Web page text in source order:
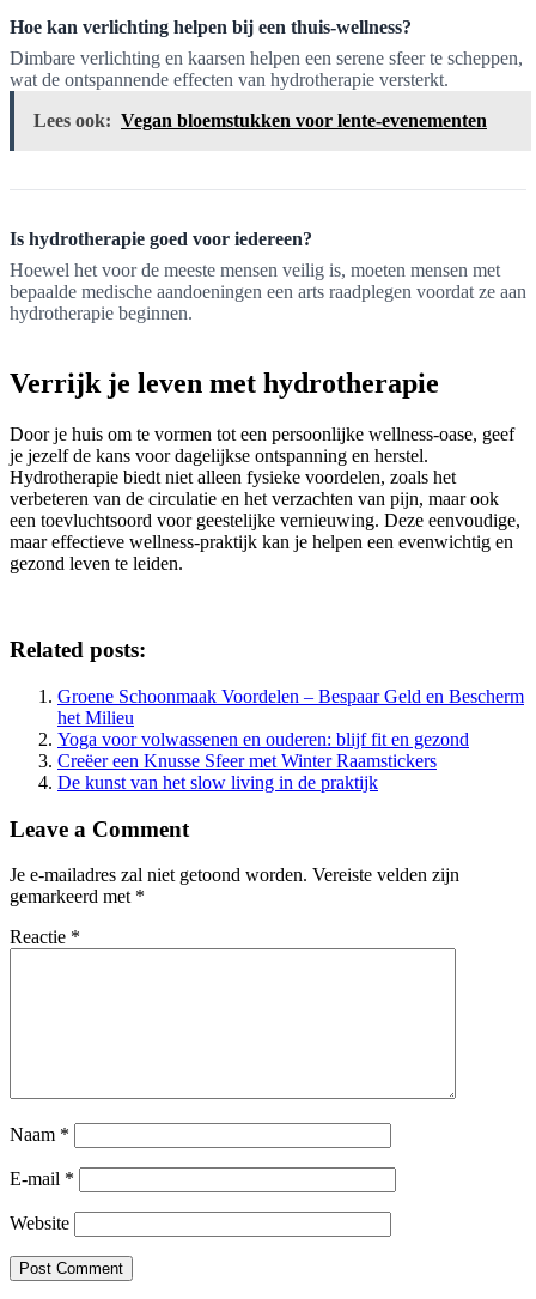
Hoe kan verlichting helpen bij een thuis-wellness?
Dimbare verlichting en kaarsen helpen een serene sfeer te scheppen,
wat de ontspannende effecten van hydrotherapie versterkt.
Lees ook: Vegan bloemstukken voor lente-evenementen
Is hydrotherapie goed voor iedereen?
Hoewel het voor de meeste mensen veilig is, moeten mensen met
bepaalde medische aandoeningen een arts raadplegen voordat ze aan
hydrotherapie beginnen.
Verrijk je leven met hydrotherapie
Door je huis om te vormen tot een persoonlijke wellness-oase, geef
je jezelf de kans voor dagelijkse ontspanning en herstel.
Hydrotherapie biedt niet alleen fysieke voordelen, zoals het
verbeteren van de circulatie en het verzachten van pijn, maar ook
een toevluchtsoord voor geestelijke vernieuwing. Deze eenvoudige,
maar effectieve wellness-praktijk kan je helpen een evenwichtig en
gezond leven te leiden.
Related posts:
Groene Schoonmaak Voordelen – Bespaar Geld en Bescherm
het Milieu
Yoga voor volwassenen en ouderen: blijf fit en gezond
Creëer een Knusse Sfeer met Winter Raamstickers
De kunst van het slow living in de praktijk
Leave a Comment
Je e-mailadres zal niet getoond worden. Vereiste velden zijn
gemarkeerd met *
Reactie *
Naam *
E-mail *
Website